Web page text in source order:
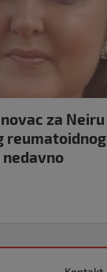
za Neiru
reumatoidnog